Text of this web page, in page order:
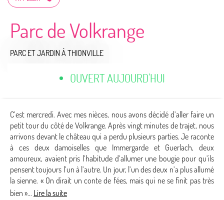
Parc de Volkrange
PARC ET JARDIN À THIONVILLE
OUVERT AUJOURD'HUI
C’est mercredi. Avec mes nièces, nous avons décidé d’aller faire un
petit tour du côté de Volkrange. Après vingt minutes de trajet, nous
arrivons devant le château qui a perdu plusieurs parties. Je raconte
à ces deux damoiselles que Immergarde et Guerlach, deux
amoureux, avaient pris l’habitude d’allumer une bougie pour qu’ils
pensent toujours l’un à l’autre. Un jour, l’un des deux n’a plus allumé
la sienne. « On dirait un conte de fées, mais qui ne se finit pas très
bien »... Lire la suite